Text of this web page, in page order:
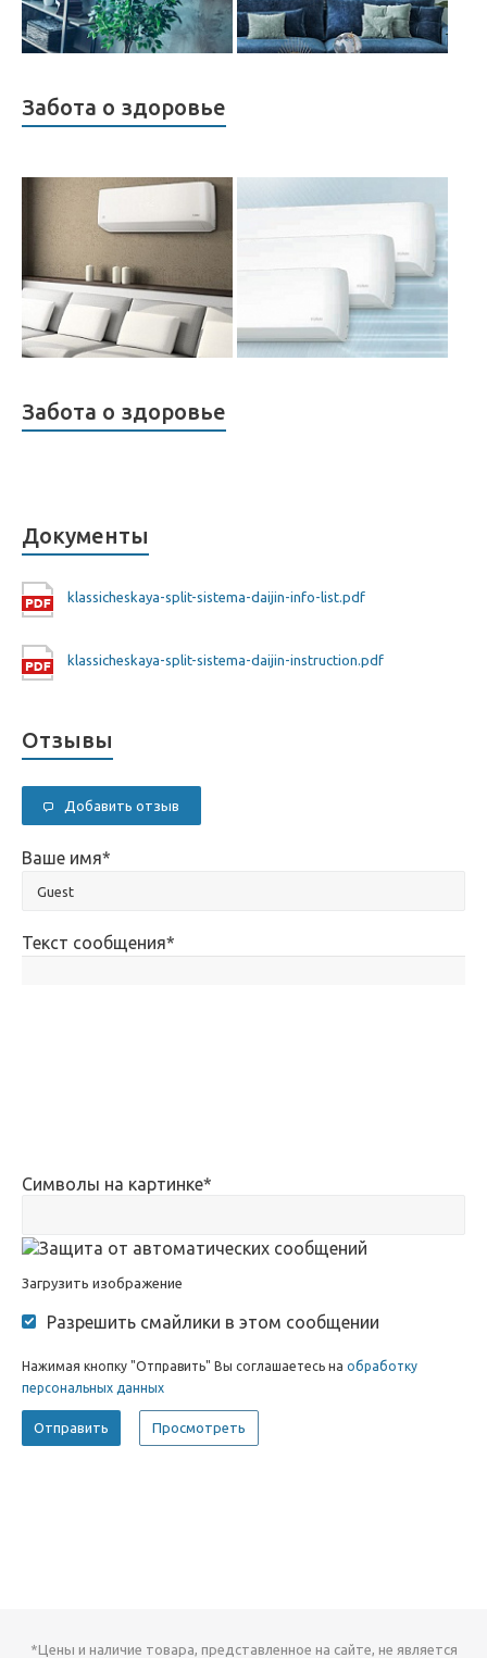
Забота о здоровье
Забота о здоровье
Документы
klassicheskaya-split-sistema-daijin-info-list.pdf
klassicheskaya-split-sistema-daijin-instruction.pdf
Отзывы
Добавить отзыв
Ваше имя*
Текст сообщения*
Символы на картинке*
Загрузить изображение
Разрешить смайлики в этом сообщении
Нажимая кнопку "Отправить" Вы соглашаетесь на обработку
персональных данных
*Цены и наличие товара, представленное на сайте, не является